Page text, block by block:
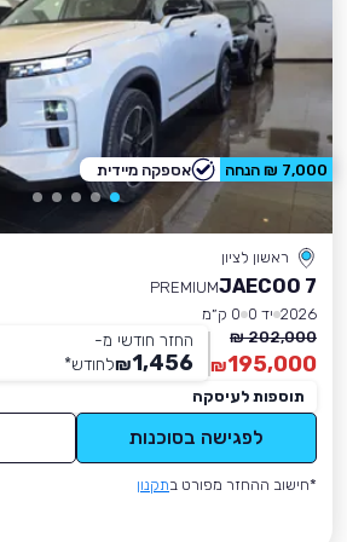
ראשון לציון
JAECOO 7
PREMIUM
2026 יד 0
0 ק״מ
202,000 ₪
195,000
₪
החזר חודשי מ-
1,456
₪לחודש*
תוספות לעיסקה
לפגישה בסוכנות
*חישוב ההחזר מפורט בתקנון
7,000 ₪ הנחה אספקה מיידית